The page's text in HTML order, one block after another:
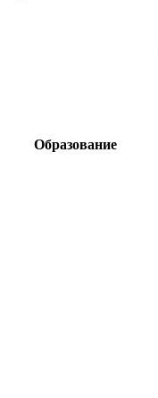
Образование